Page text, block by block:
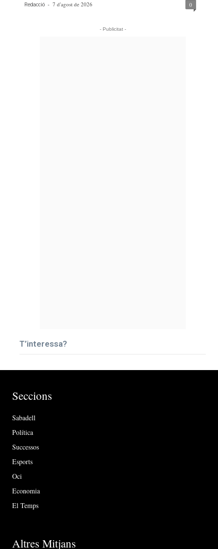
Redacció - 7 d'agost de 2026 0
- Publicitat -
T’interessa?
Seccions
Sabadell
Política
Successos
Esports
Oci
Economia
El Temps
Altres Mitjans